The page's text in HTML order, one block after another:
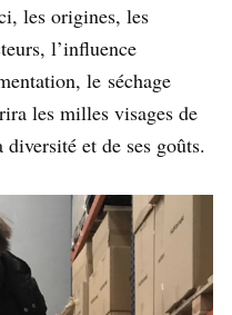
les origines, les
l’influence
le séchage
les milles visages de
et de ses goûts.